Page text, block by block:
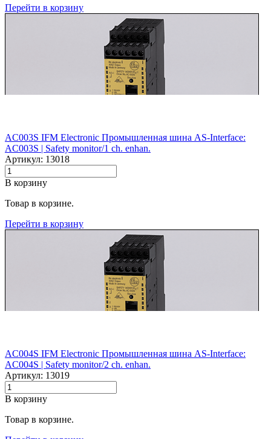
Перейти в корзину
AC003S IFM Electronic Промышленная шина AS-Interface:
AC003S |‌ Safety monitor/1 ch. enhan.
Артикул: 13018
В корзину
Товар в корзине.
Перейти в корзину
AC004S IFM Electronic Промышленная шина AS-Interface:
AC004S |‌ Safety monitor/2 ch. enhan.
Артикул: 13019
В корзину
Товар в корзине.